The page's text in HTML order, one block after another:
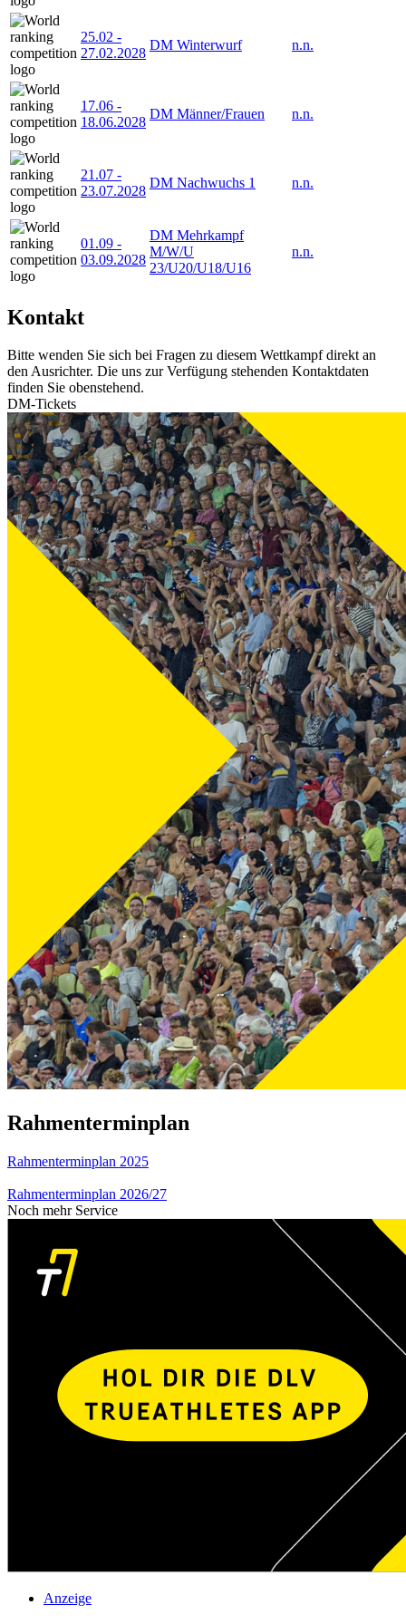
25.02 -
27.02.2028
DM Winterwurf n.n.
17.06 -
18.06.2028
DM Männer/Frauen n.n.
21.07 -
23.07.2028
DM Nachwuchs 1 n.n.
01.09 -
03.09.2028
DM Mehrkampf
M/W/U
23/U20/U18/U16
n.n.
Kontakt
Bitte wenden Sie sich bei Fragen zu diesem Wettkampf direkt an
den Ausrichter. Die uns zur Verfügung stehenden Kontaktdaten
finden Sie obenstehend.
DM-Tickets
Rahmenterminplan
Rahmenterminplan 2025
Rahmenterminplan 2026/27
Noch mehr Service
Anzeige